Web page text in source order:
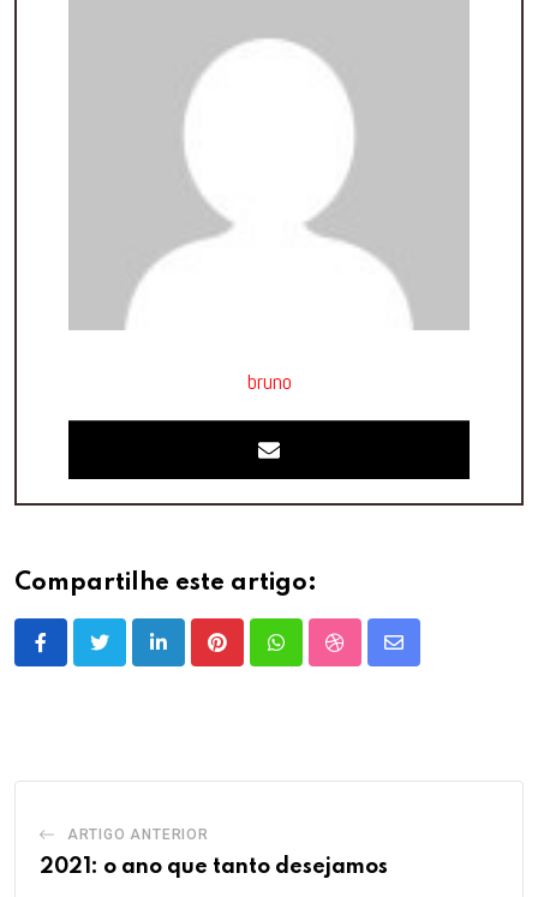
bruno
Compartilhe este artigo:
LinkedInPinterestWhatsappStumbleUpon
Share
ARTIGO ANTERIOR
2021: o ano que tanto desejamos